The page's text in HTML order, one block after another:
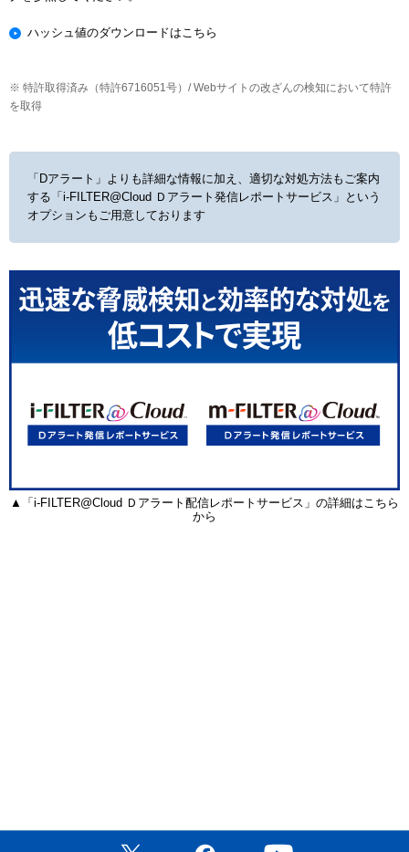
ハッシュ値のダウンロードはこちら
※ 特許取得済み（特許6716051号）/ Webサイトの改ざんの検知において特許
を取得
「Dアラート」よりも詳細な情報に加え、適切な対処方法もご案内
する 「i-FILTER@Cloud Ｄアラート発信レポートサービス」という
オプションもご用意しております
▲「i-FILTER@Cloud Ｄアラート配信レポートサービス」の詳細はこちら
から
公式X（旧Twitter）ページ
公式Facebookページ